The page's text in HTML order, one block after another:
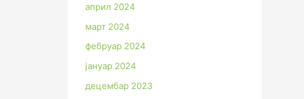
април 2024
март 2024
фебруар 2024
јануар 2024
децембар 2023